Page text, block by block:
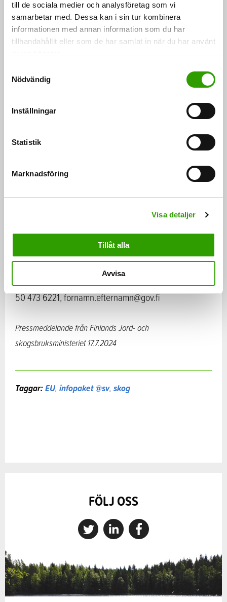
till de sociala medier och analysföretag som vi
samarbetar med. Dessa kan i sin tur kombinera
informationen med annan information som du har
tillhandahållit eller som de har samlat in när du har använt
Nödvändig
Inställningar
Statistik
Marknadsföring
Visa detaljer
Tillåt alla
Avvisa
”Det är en glädje och en ära för Frankrike att kunna
ansluta sig till gruppen For Forest +. I en tid då skogar
och träprodukter måste ha en central roll i den
koldioxidsnåla omställningen och anpassningen till
klimatförändringen gör detta det möjligt för oss att
försvara en balanserad syn på skogsrelaterade frågor
i Europeiska unionen, med beaktande av våra skogars
särdrag. På så sätt kan vi bättre garantera skogarnas
Marc Fesneau,
Frankrikes jordbruks- och livsmedelsminister.
For Forest +-gruppen sammanträder nästa gång i
France
joins For Forest Group +
Iina Mattila, ministerns specialmedarbetare, tfn +358
50 473 6221, fornamn.efternamn@gov.fi
Pressmeddelande från Finlands Jord- och
skogsbruksministeriet 17.7.2024
Taggar:EU, infopaket @sv, skog
FÖLJ OSS